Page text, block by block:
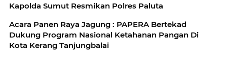
Kapolda Sumut Resmikan Polres Paluta
Acara Panen Raya Jagung : PAPERA Bertekad
Dukung Program Nasional Ketahanan Pangan Di
Kota Kerang Tanjungbalai